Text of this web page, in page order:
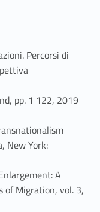
Percorsi di
pp. 1 122, 2019
New York:
A
of Migration, vol. 3,